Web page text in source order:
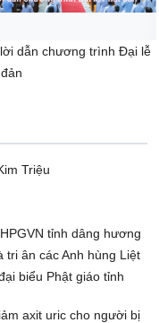
dẫn chương trình Đại lễ
Triệu
tỉnh dâng hương
tri ân các Anh hùng Liệt
biểu Phật giáo tỉnh
axit uric cho người bị